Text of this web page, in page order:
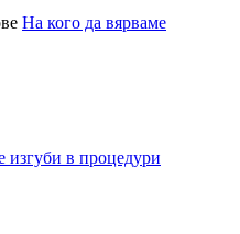
На кого да вярваме
изгуби в процедури